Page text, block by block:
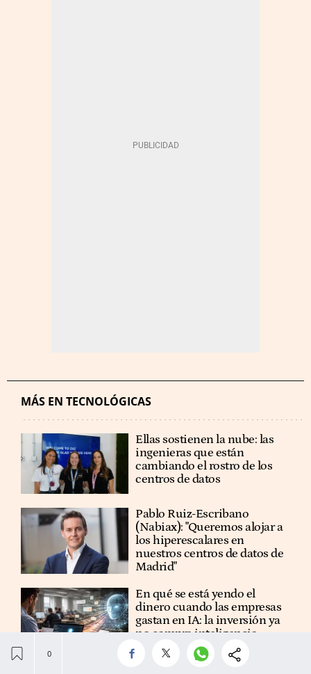
MÁS EN TECNOLÓGICAS
Ellas sostienen la nube: las
ingenieras que están
cambiando el rostro de los
centros de datos
Pablo Ruiz-Escribano
(Nabiax): "Queremos alojar a
los hiperescalares en
nuestros centros de datos de
Madrid"
En qué se está yendo el
dinero cuando las empresas
gastan en IA: la inversión ya
no compra inteligencia,
compra control